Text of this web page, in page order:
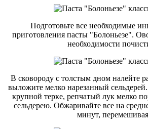
Подготовьте все необходимые
приготовления пасты "Болоньезе".
необходимости
В сковороду с толстым дном налейте
выложите мелко нарезанный
крупной терке, репчатый лук мелко
сельдерею. Обжаривайте все на
минут,